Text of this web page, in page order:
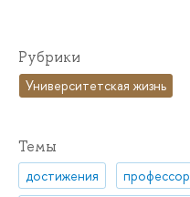
Рубрики
Университетская жизнь
Темы
достижения